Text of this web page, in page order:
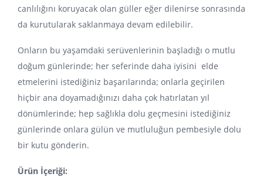
canlılığını koruyacak olan güller eğer dilenirse sonrasında
da kurutularak saklanmaya devam edilebilir.
Onların bu yaşamdaki serüvenlerinin başladığı o mutlu
doğum günlerinde; her seferinde daha iyisini elde
etmelerini istediğiniz başarılarında; onlarla geçirilen
hiçbir ana doyamadığınızı daha çok hatırlatan yıl
dönümlerinde; hep sağlıkla dolu geçmesini istediğiniz
günlerinde onlara gülün ve mutluluğun pembesiyle dolu
bir kutu gönderin.
Ürün İçeriği: